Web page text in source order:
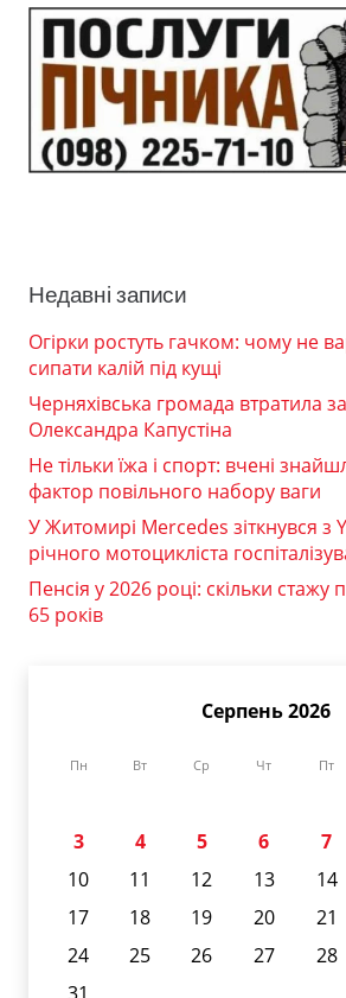
Недавні записи
Огірки ростуть гачком: чому не
сипати калій під кущі
Черняхівська громада втратила
Олександра Капустіна
Не тільки їжа і спорт: вчені
фактор повільного набору ваги
У Житомирі Mercedes зіткнувся з
річного мотоцикліста
Пенсія у 2026 році: скільки стажу
65 років
Серпень 2026
Пн Вт Ср Чт Пт
3
4 5 6 7
10
11 12 13 14
17
18 19 20 21
24
25 26 27 28